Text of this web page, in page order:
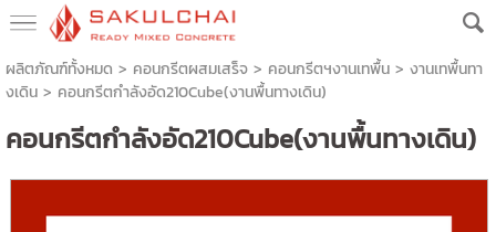
ผลิตภัณฑ์ทั้งหมด > คอนกรีตผสมเสร็จ> คอนกรีตฯงานเทพื้น> งานเทพื้นทา
งเดิน> คอนกรีตกำลังอัด210Cube(งานพื้นทางเดิน)
คอนกรีตกำลังอัด210Cube(งานพื้นทางเดิน)